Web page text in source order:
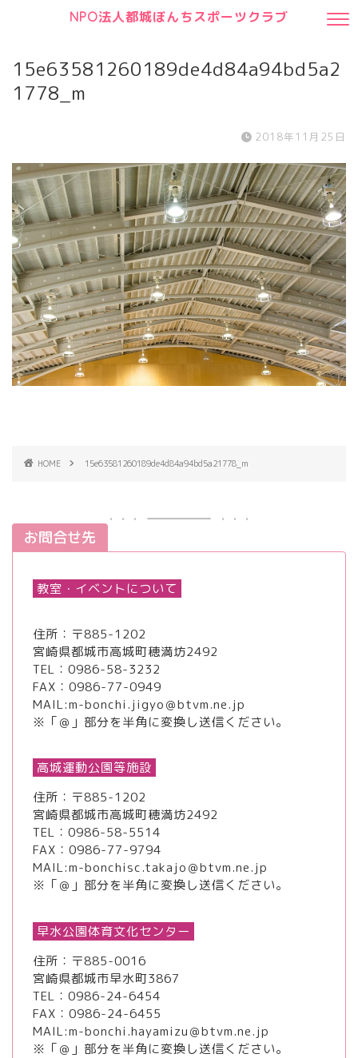
NPO法人都城ぼんちスポーツクラブ
15e63581260189de4d84a94bd5a2
1778_m
2018年11月25日
HOME 15e63581260189de4d84a94bd5a21778_m
お問合せ先
教室・イベントについて
住所：〒885-1202
宮崎県都城市高城町穂満坊2492
TEL： 0986-58-3232
FAX：0986-77-0949
MAIL:m-bonchi.jigyo＠btvm.ne.jp
※「＠」部分を半角に変換し送信ください。
高城運動公園等施設
住所：〒885-1202
宮崎県都城市高城町穂満坊2492
TEL： 0986-58-5514
FAX：0986-77-9794
MAIL:m-bonchisc.takajo＠btvm.ne.jp
※「＠」部分を半角に変換し送信ください。
早水公園体育文化センター
住所：〒885-0016
宮崎県都城市早水町3867
TEL： 0986-24-6454
FAX：0986-24-6455
MAIL:m-bonchi.hayamizu＠btvm.ne.jp
※「＠」部分を半角に変換し送信ください。